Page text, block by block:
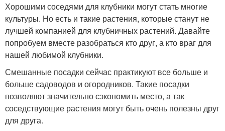
Хорошими соседями для клубники могут стать многие
культуры. Но есть и такие растения, которые станут не
лучшей компанией для клубничных растений. Давайте
попробуем вместе разобраться кто друг, а кто враг для
нашей любимой клубники.
Смешанные посадки сейчас практикуют все больше и
больше садоводов и огородников. Такие посадки
позволяют значительно сэкономить место, а так
соседствующие растения могут быть очень полезны друг
для друга.